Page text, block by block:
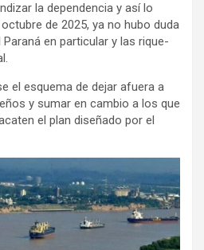
la depen­den­cia y así lo
de 2025, ya no hubo duda
Paraná en par­ti­cu­lar y las rique­
el esquema de dejar afuera a
y sumar en cam­bio a los que
el plan dise­ñado por el